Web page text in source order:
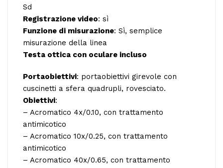
Sd
Registrazione video: sì
Funzione di misurazione: Sì, semplice
misurazione della linea
Testa ottica con oculare incluso
Portaobiettivi: portaobiettivi girevole con
cuscinetti a sfera quadrupli, rovesciato.
Obiettivi:
– Acromatico 4x/0.10, con trattamento
antimicotico
– Acromatico 10x/0.25, con trattamento
antimicotico
– Acromatico 40x/0.65, con trattamento